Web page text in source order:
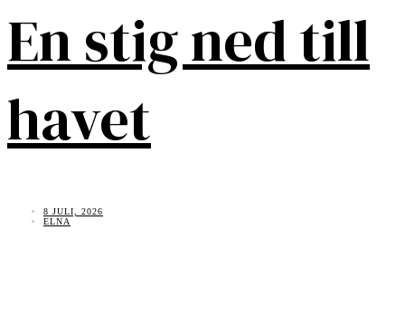
En stig ned till
havet
8 JULI, 2026
ELNA